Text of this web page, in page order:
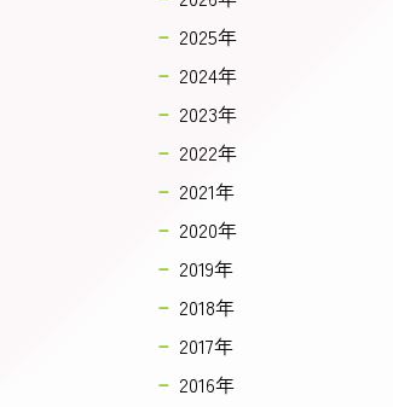
2025年
2024年
2023年
2022年
2021年
2020年
2019年
2018年
2017年
2016年